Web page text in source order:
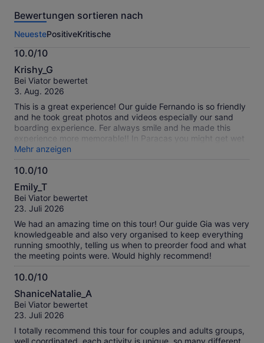
dieser
Weitere
Informationen
zu
unseren
geprüften
Bewertungen.
Bewertungen sortieren nach
NeuestePositiveKritische
10.0/10
10.0
von
10
Krishy_G
Bei Viator bewertet
3. Aug. 2026
This is a great experience! Our guide Fernando is so friendly
and he took great photos and videos especially our sand
boarding experience. Fer always smile and he made this
experience more memorable!! In Paracas you might get wet
from the boat ride so make sure you wear a wind breaker or
rain coat👍 A must do when you are in Lima❤️
Mehr anzeigen
10.0/10
10.0
von
10
Emily_T
Bei Viator bewertet
23. Juli 2026
We had an amazing time on this tour! Our guide Gia was very
knowledgeable and also very organised to keep everything
running smoothly, telling us when to preorder food and what
the meeting points were. Would highly recommend!
10.0/10
10.0
von
10
ShaniceNatalie_A
Bei Viator bewertet
23. Juli 2026
I totally recommend this tour for couples and adults groups,